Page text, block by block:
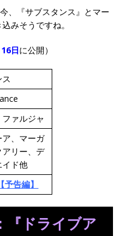
、『サブスタンス』とマー
みそうですね。
日に公開）
ァルジャ
、マーガ
アリー、デ
イド他
【予告編】
『ドライブア